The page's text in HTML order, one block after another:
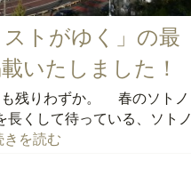
ストがゆく」の最
いたしました！
残りわずか。 春のソトノ
長くして待っている、ソトノ
きを読む